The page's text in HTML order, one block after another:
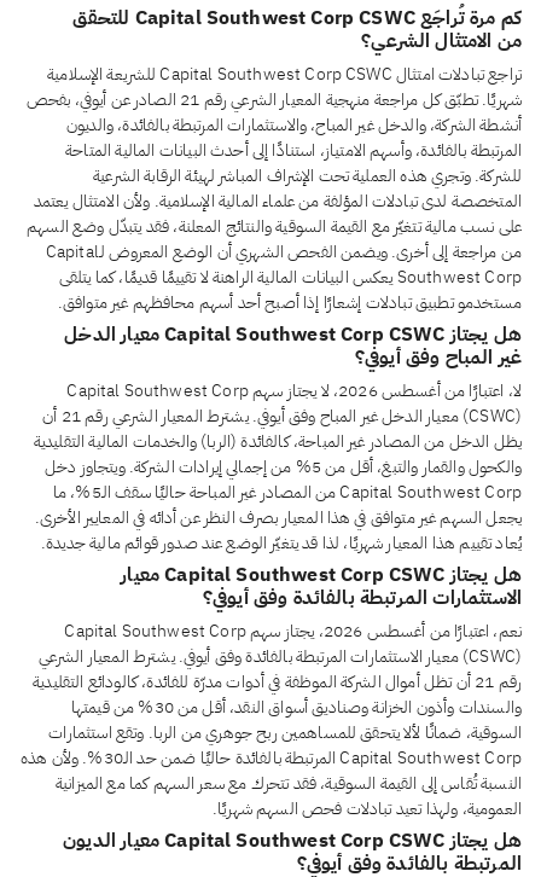
كم مرة تُراجَع Capital Southwest Corp CSWC للتحقق
من الامتثال الشرعي؟
تراجع تبادلات امتثال Capital Southwest Corp CSWC للشريعة الإسلامية
شهريًا. تطبّق كل مراجعة منهجية المعيار الشرعي رقم 21 الصادر عن أيوفي، بفحص
أنشطة الشركة، والدخل غير المباح، والاستثمارات المرتبطة بالفائدة، والديون
المرتبطة بالفائدة، وأسهم الامتياز، استنادًا إلى أحدث البيانات المالية المتاحة
للشركة. وتجري هذه العملية تحت الإشراف المباشر لهيئة الرقابة الشرعية
المتخصصة لدى تبادلات المؤلفة من علماء المالية الإسلامية. ولأن الامتثال يعتمد
على نسب مالية تتغيّر مع القيمة السوقية والنتائج المعلنة، فقد يتبدّل وضع السهم
من مراجعة إلى أخرى. ويضمن الفحص الشهري أن الوضع المعروض لـCapital
Southwest Corp يعكس البيانات المالية الراهنة لا تقييمًا قديمًا، كما يتلقى
مستخدمو تطبيق تبادلات إشعارًا إذا أصبح أحد أسهم محافظهم غير متوافق.
هل يجتاز Capital Southwest Corp CSWC معيار الدخل
غير المباح وفق أيوفي؟
لا، اعتبارًا من أغسطس 2026، لا يجتاز سهم Capital Southwest Corp
(CSWC) معيار الدخل غير المباح وفق أيوفي. يشترط المعيار الشرعي رقم 21 أن
يظل الدخل من المصادر غير المباحة، كالفائدة (الربا) والخدمات المالية التقليدية
والكحول والقمار والتبغ، أقل من 5% من إجمالي إيرادات الشركة. ويتجاوز دخل
Capital Southwest Corp من المصادر غير المباحة حاليًا سقف الـ5%، ما
يجعل السهم غير متوافق في هذا المعيار بصرف النظر عن أدائه في المعايير الأخرى.
يُعاد تقييم هذا المعيار شهريًا، لذا قد يتغيّر الوضع عند صدور قوائم مالية جديدة.
هل يجتاز Capital Southwest Corp CSWC معيار
الاستثمارات المرتبطة بالفائدة وفق أيوفي؟
نعم، اعتبارًا من أغسطس 2026، يجتاز سهم Capital Southwest Corp
(CSWC) معيار الاستثمارات المرتبطة بالفائدة وفق أيوفي. يشترط المعيار الشرعي
رقم 21 أن تظل أموال الشركة الموظفة في أدوات مدرّة للفائدة، كالودائع التقليدية
والسندات وأذون الخزانة وصناديق أسواق النقد، أقل من 30% من قيمتها
السوقية، ضمانًا لألا يتحقق للمساهمين ربح جوهري من الربا. وتقع استثمارات
Capital Southwest Corp المرتبطة بالفائدة حاليًا ضمن حد الـ30%. ولأن هذه
النسبة تُقاس إلى القيمة السوقية، فقد تتحرك مع سعر السهم كما مع الميزانية
العمومية، ولهذا تعيد تبادلات فحص السهم شهريًا.
هل يجتاز Capital Southwest Corp CSWC معيار الديون
المرتبطة بالفائدة وفق أيوفي؟